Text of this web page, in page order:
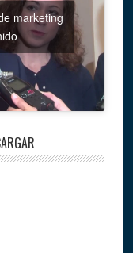
marketing